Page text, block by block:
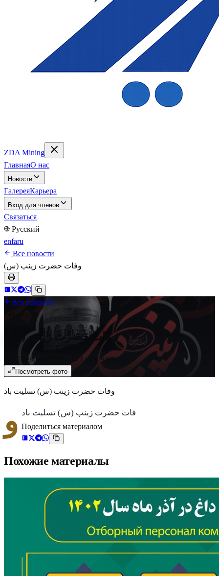
ZDA Mining
ГлавнаяО нас
Новости
ГалереяКарьера
Вход для членов
Связаться
Русский
enfaru
Все новости
وفات حضرت زینب (س)
Все новости
Новости
وفات حضرت زینب (س)
27 февраля 2021 г. 1 мин чтения
Посмотреть фото
وفات حضرت زینب (س) تسلیت باد
و فات حضرت زینب (س) تسلیت باد
Поделиться материалом
Похожие материалы